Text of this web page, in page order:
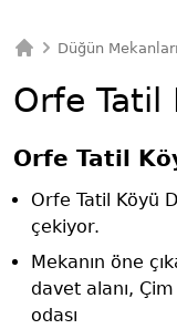
Düğün Mekanları
Orfe Tatil
Orfe Tatil
Orfe Tatil Köyü
çekiyor.
Mekanın öne
davet alanı,
odası